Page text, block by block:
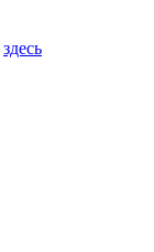
здесь